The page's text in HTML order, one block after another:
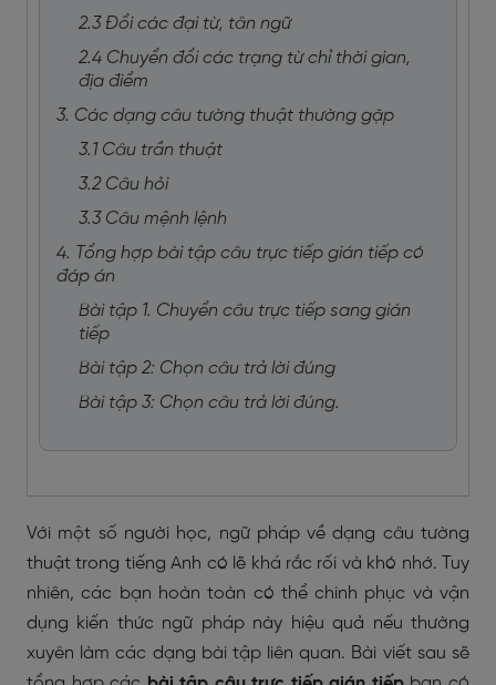
2.3 Đổi các đại từ, tân ngữ
2.4 Chuyển đổi các trạng từ chỉ thời gian,
địa điểm
3. Các dạng câu tường thuật thường gặp
3.1 Câu trần thuật
3.2 Câu hỏi
3.3 Câu mệnh lệnh
4. Tổng hợp bài tập câu trực tiếp gián tiếp có
đáp án
Bài tập 1. Chuyển câu trực tiếp sang gián
tiếp
Bài tập 2: Chọn câu trả lời đúng
Bài tập 3: Chọn câu trả lời đúng.
Với một số người học, ngữ pháp về dạng câu tường
thuật trong tiếng Anh có lẽ khá rắc rối và khó nhớ. Tuy
nhiên, các bạn hoàn toàn có thể chinh phục và vận
dụng kiến thức ngữ pháp này hiệu quả nếu thường
xuyên làm các dạng bài tập liên quan. Bài viết sau sẽ